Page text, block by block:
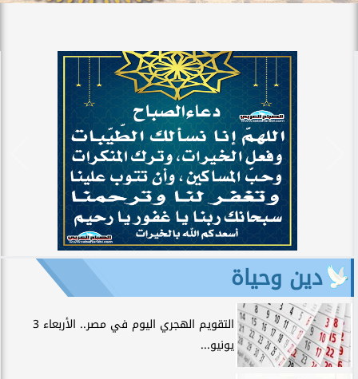
دين وحياة
التقويم الهجري اليوم في مصر.. الأربعاء 3
يونيو...